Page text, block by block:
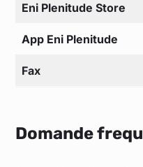
Eni Plenitude Store
App Eni Plenitude
Fax
Domande